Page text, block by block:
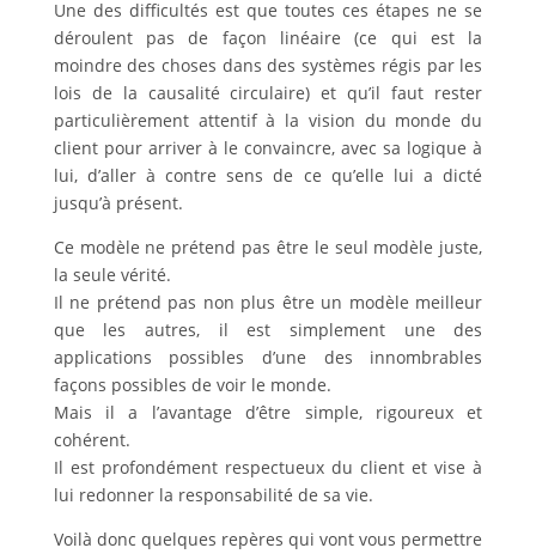
Une des difficultés est que toutes ces étapes ne se
déroulent pas de façon linéaire (ce qui est la
moindre des choses dans des systèmes régis par les
lois de la causalité circulaire) et qu’il faut rester
particulièrement attentif à la vision du monde du
client pour arriver à le convaincre, avec sa logique à
lui, d’aller à contre sens de ce qu’elle lui a dicté
jusqu’à présent.
Ce modèle ne prétend pas être le seul modèle juste,
la seule vérité.
Il ne prétend pas non plus être un modèle meilleur
que les autres, il est simplement une des
applications possibles d’une des innombrables
façons possibles de voir le monde.
Mais il a l’avantage d’être simple, rigoureux et
cohérent.
Il est profondément respectueux du client et vise à
lui redonner la responsabilité de sa vie.
Voilà donc quelques repères qui vont vous permettre